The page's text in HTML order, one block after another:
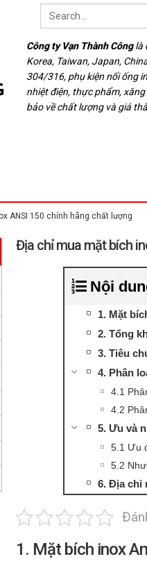
Công ty Vạn Thành Cônglà
Korea, Taiwan, Japan,
304/316, phụ kiện nối ống
nhiệt điện, thực phẩm,
bảo về chất lượng và giá
ANSI 150 chính hãng chất lượng
Địa chỉ mua mặt bích
Nội
1. Mặt
2. Tổng
3. Tiêu
4. Phân
4.1
4.2
5. Ưu và
5.1 Ưu
5.2
6. Địa chỉ
1. Mặt bích inox